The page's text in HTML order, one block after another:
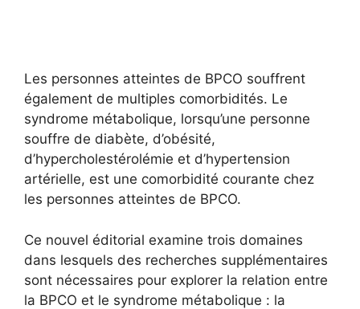
Les personnes atteintes de BPCO souffrent
également de multiples comorbidités. Le
syndrome métabolique, lorsqu’une personne
souffre de diabète, d’obésité,
d’hypercholestérolémie et d’hypertension
artérielle, est une comorbidité courante chez
les personnes atteintes de BPCO.
Ce nouvel éditorial examine trois domaines
dans lesquels des recherches supplémentaires
sont nécessaires pour explorer la relation entre
la BPCO et le syndrome métabolique : la